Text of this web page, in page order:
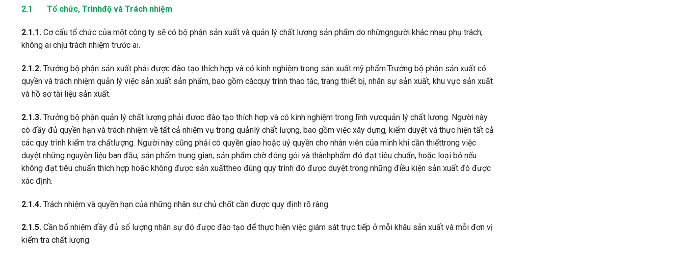
2.1 Tổ chức, Trìnhđộ và Trách nhiệm
2.1.1. Cơ cấu tổ chức của một công ty sẽ có bộ phận sản xuất và quản lý chất lượng sản phẩm do nhữngngười khác nhau phụ trách;
không ai chịu trách nhiệm trước ai.
2.1.2. Trưởng bộ phận sản xuất phải được đào tạo thích hợp và có kinh nghiệm trong sản xuất mỹ phẩm.Trưởng bộ phận sản xuất có
quyền và trách nhiệm quản lý việc sản xuất sản phẩm, bao gồm cácquy trình thao tác, trang thiết bị, nhân sự sản xuất, khu vực sản xuất
và hồ sơ tài liệu sản xuất.
2.1.3. Trưởng bộ phận quản lý chất lượng phải được đào tạo thích hợp và có kinh nghiệm trong lĩnh vựcquản lý chất lượng. Người này
có đầy đủ quyền hạn và trách nhiệm về tất cả nhiệm vụ trong quảnlý chất lượng, bao gồm việc xây dựng, kiểm duyệt và thực hiện tất cả
các quy trình kiểm tra chấtlượng. Người này cũng phải có quyền giao hoặc uỷ quyền cho nhân viên của mình khi cần thiếttrong việc
duyệt những nguyên liệu ban đầu, sản phẩm trung gian, sản phẩm chờ đóng gói và thànhphẩm đó đạt tiêu chuẩn, hoặc loại bỏ nếu
không đạt tiêu chuẩn thích hợp hoặc không được sản xuấttheo đúng quy trình đó được duyệt trong những điều kiện sản xuất đó được
xác định.
2.1.4. Trách nhiệm và quyền hạn của những nhân sự chủ chốt cần được quy định rõ ràng.
2.1.5. Cần bổ nhiệm đầy đủ số lượng nhân sự đó được đào tạo để thực hiện việc giám sát trực tiếp ở mỗi khâu sản xuất và mỗi đơn vị
kiểm tra chất lượng.